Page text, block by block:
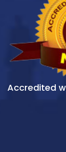
Accredited